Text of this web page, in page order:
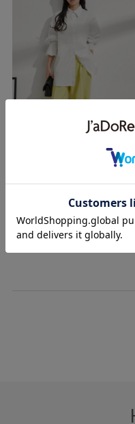
VIS
小嶋彩音
(160cm)